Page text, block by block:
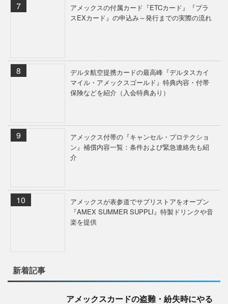
アメックスの付属カード『ETCカード』『プラ
スEXカード』の申込み～発行までの実際の流れ
デルタ航空提携カードの最高峰『デルタスカイ
マイル・アメックスゴールド』特典内容・付帯
保険などを紹介（入会特典あり）
アメックス付帯の『キャンセル・プロテクショ
ン』補償内容一覧：条件および緊急連絡先も紹
介
アメックスが表参道でサプリストアをオープン
『AMEX SUMMER SUPPLI』特製ドリンクや音
楽を提供
新着記事
アメックスカードの盗難・紛失時にやる